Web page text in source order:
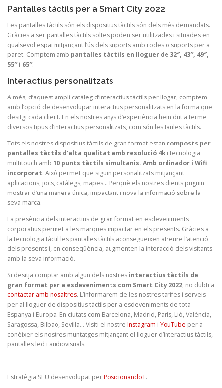
Pantalles tàctils per a Smart City 2022
Les pantalles tàctils són els dispositius tàctils són dels més demandats.
Gràcies a ser pantalles tàctils soltes poden ser utilitzades i situades en
qualsevol espai mitjançant l’ús dels suports amb rodes o suports per a
paret. Comptem amb pantalles tàctils en lloguer de 32″, 43″, 49″,
55″ i 65″.
Interactius personalitzats
A més, d’aquest ampli catàleg d’interactius tàctils per llogar, comptem
amb l’opció de desenvolupar interactius personalitzats en la forma que
desitgi cada client. En els nostres anys d’experiència hem dut a terme
diversos tipus d’interactius personalitzats, com són les taules tàctils.
Tots els nostres dispositius tàctils de gran format estan composts per
pantalles tàctils d’alta qualitat amb resolució 4k i tecnologia
multitouch amb 10 punts tàctils simultanis. Amb ordinador i Wifi
incorporat. Això permet que siguin personalitzats mitjançant
aplicacions, jocs, catàlegs, mapes… Perquè els nostres clients puguin
mostrar d’una manera única, impactant i nova la informació sobre la
seva marca.
La presència dels interactius de gran format en esdeveniments
corporatius permet a les marques impactar en els presents. Gràcies a
la tecnologia tàctil les pantalles tàctils aconsegueixen atreure l’atenció
dels presents i, en conseqüència, augmenten la interacció dels visitants
amb la seva informació.
Si desitja comptar amb algun dels nostres interactius tàctils de
gran format per a esdeveniments com Smart City 2022, no dubti a
contactar amb nosaltres. L’informarem de les nostres tarifes i serveis
per al lloguer de dispositius tàctils per a esdeveniments de tota
Espanya i Europa. En ciutats com Barcelona, Madrid, París, Lió, València,
Saragossa, Bilbao, Sevilla… Visiti el nostre Instagram i YouTube per a
conèixer els nostres muntatges mitjançant el lloguer d’interactius tàctils,
pantalles led i audiovisuals.
Estratègia SEU desenvolupat perPosicionandoT.